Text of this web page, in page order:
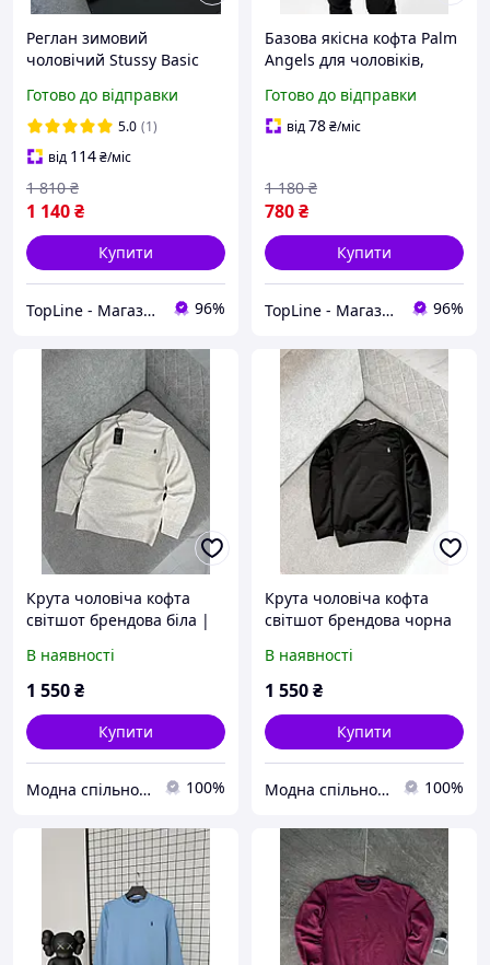
Реглан зимовий
чоловічий Stussy Basic
повсякденна,
Молодіжний світшо-зима
осінь базовий
Готово до відправки
5.0 (1)
від 114₴/міс
1 140₴
1 810 ₴
Купити
TopLine - Магазин крутих товарів 96%
Базова якісна кофта Palm
Angels для чоловіків,
Енджелс з капюшоном,
Модні худі гарної якості
Готово до відправки
від78₴/міс
780₴
1 180 ₴
Купити
TopLine - Магазин крутих товарів 96%
Крута чоловіча кофта
світшот брендова біла |
осінь-весна
В наявності
1 550₴
Купити
Модна спільнота 100%
Крута чоловіча кофта
світшот брендова чорна
осінь-весна
В наявності
1 550₴
Купити
Модна спільнота 100%